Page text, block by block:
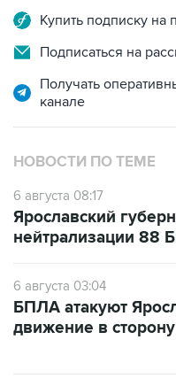
Купить подписку
Подписаться на
Получать
канале
НОВОСТИ ПО ТЕМЕ
6 августа 08:17
Ярославский
нейтрализации 88
6 августа 03:04
БПЛА атакуют
движение в